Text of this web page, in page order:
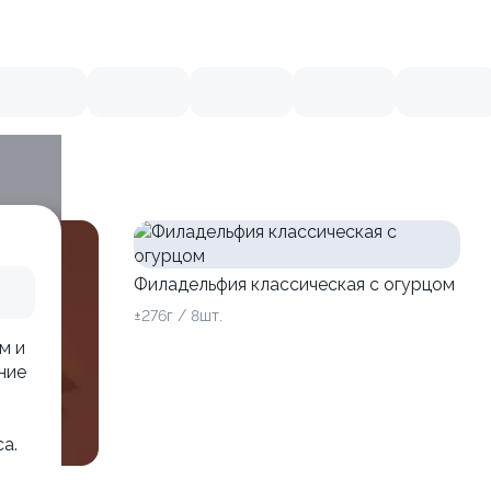
и
Филадельфия классическая с огурцом
±276г / 8шт.